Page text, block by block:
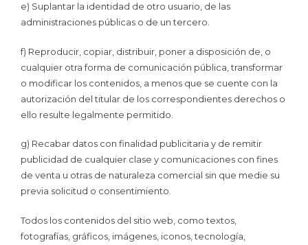
e) Suplantar la identidad de otro usuario, de las
administraciones públicas o de un tercero.
f) Reproducir, copiar, distribuir, poner a disposición de, o
cualquier otra forma de comunicación pública, transformar
o modificar los contenidos, a menos que se cuente con la
autorización del titular de los correspondientes derechos o
ello resulte legalmente permitido.
g) Recabar datos con finalidad publicitaria y de remitir
publicidad de cualquier clase y comunicaciones con fines
de venta u otras de naturaleza comercial sin que medie su
previa solicitud o consentimiento.
Todos los contenidos del sitio web, como textos,
fotografías, gráficos, imágenes, iconos, tecnología,